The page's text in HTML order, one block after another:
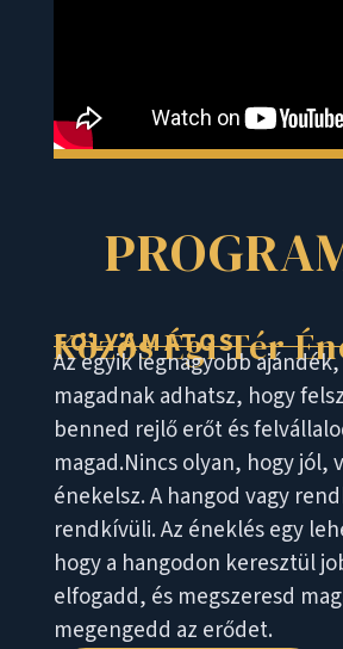
Közös Égi Tér
FOLYAMATOS
Az egyik legnagyobb
magadnak adhatsz, hogy
benned rejlő erőt és
magad.Nincs olyan, hogy jól,
énekelsz. A hangod vagy
rendkívüli. Az éneklés egy
hogy a hangodon keresztül
elfogadd, és megszeresd
megengedd az erődet.